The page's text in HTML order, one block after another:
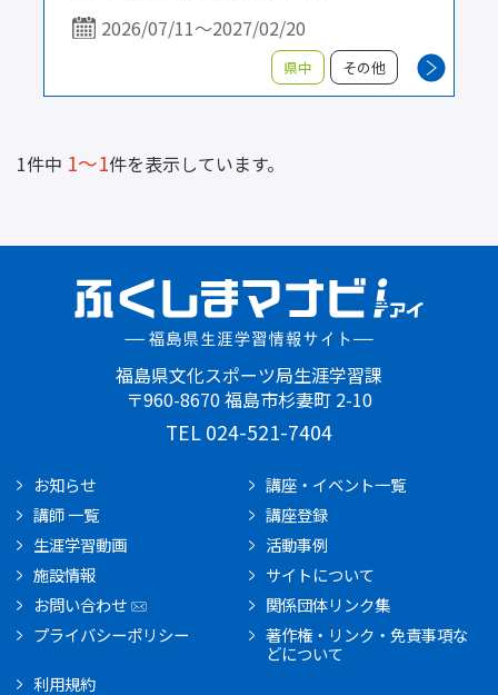
2026/07/11～2027/02/20
県中 その他
1件中 1～1件を表示しています。
福島県文化スポーツ局生涯学習課
〒960-8670 福島市杉妻町 2-10
TEL 024-521-7404
お知らせ
講座・イベント一覧
講師 一覧
講座登録
生涯学習動画
活動事例
施設情報
サイトについて
お問い合わせ
関係団体リンク集
プライバシーポリシー
著作権・リンク・免責事項な
どについて
利用規約